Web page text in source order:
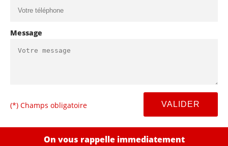
Message
(*) Champs obligatoire
On vous rappelle immediatement